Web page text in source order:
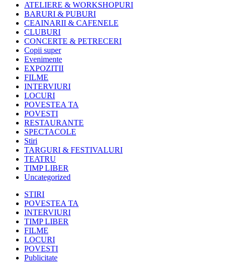
ATELIERE & WORKSHOPURI
BARURI & PUBURI
CEAINARII & CAFENELE
CLUBURI
CONCERTE & PETRECERI
Copii super
Evenimente
EXPOZITII
FILME
INTERVIURI
LOCURI
POVESTEA TA
POVESTI
RESTAURANTE
SPECTACOLE
Stiri
TARGURI & FESTIVALURI
TEATRU
TIMP LIBER
Uncategorized
STIRI
POVESTEA TA
INTERVIURI
TIMP LIBER
FILME
LOCURI
POVESTI
Publicitate